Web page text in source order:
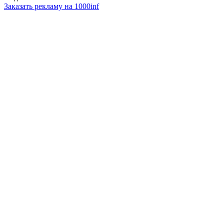
Заказать рекламу на 1000inf